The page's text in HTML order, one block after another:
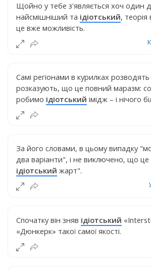
Щойно у тебе з'являється хоч один
найсмішніший та ідіотський,
це вже можливість.
Самі регіонами в курилках розводять
розказують, що це повний маразм:
робимо ідіотський імідж – і нічого
За його словами, в цьому випадку
два варіанти", і не виключено, що
ідіотський жарт".
Спочатку він зняв ідіотський
«Дюнкерк» такої самої якості.